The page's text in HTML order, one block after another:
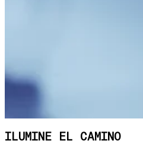
ILUMINE EL CAMINO